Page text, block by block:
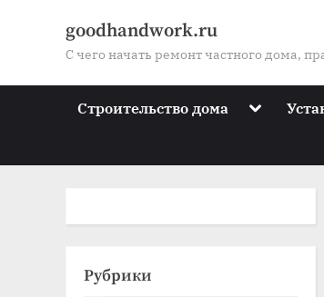
goodhandwork.ru
С чего начать ремонт частного дома,
Строительство дома Toggle
Рубрики